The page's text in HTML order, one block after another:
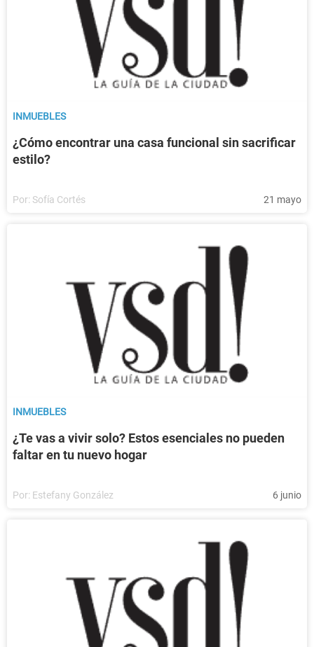
INMUEBLES
¿Cómo encontrar una casa funcional sin sacrificar
estilo?
Por: Sofía Cortés 21 mayo
INMUEBLES
¿Te vas a vivir solo? Estos esenciales no pueden
faltar en tu nuevo hogar
Por: Estefany González 6 junio